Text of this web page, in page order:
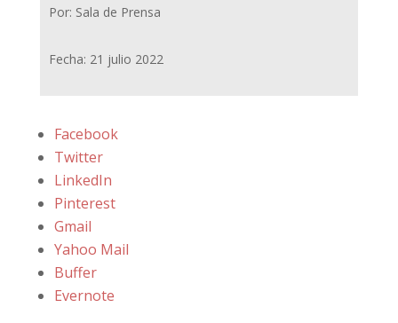
Por: Sala de Prensa
Fecha: 21 julio 2022
Facebook
Twitter
LinkedIn
Pinterest
Gmail
Yahoo Mail
Buffer
Evernote